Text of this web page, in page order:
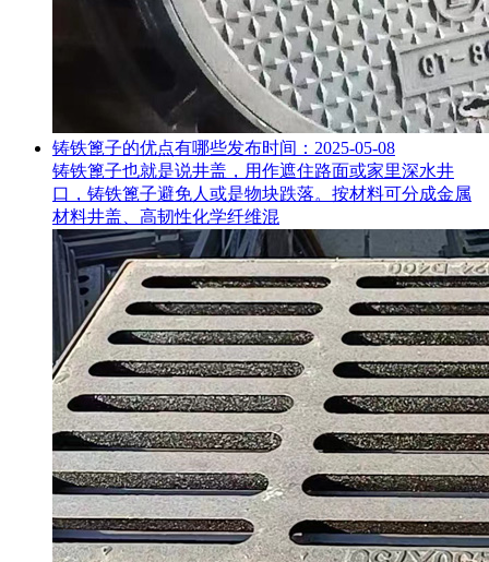
铸铁篦子的优点有哪些发布时间：2025-05-08
铸铁篦子也就是说井盖，用作遮住路面或家里深水井
口，铸铁篦子避免人或是物块跌落。按材料可分成金属
材料井盖、高韧性化学纤维混